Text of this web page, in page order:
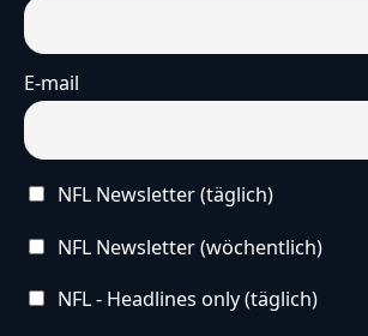
E-mail
NFL Newsletter (täglich)
NFL Newsletter (wöchentlich)
NFL - Headlines only (täglich)